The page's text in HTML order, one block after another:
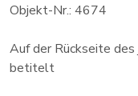
Objekt-Nr.: 4674
Auf der Rückseite
betitelt